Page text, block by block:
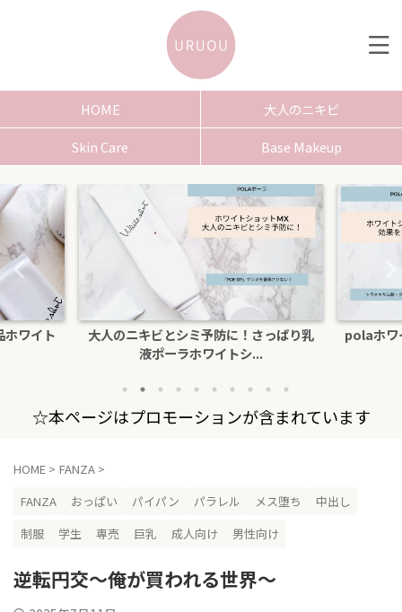
HOME
大人のニキビ
Skin Care
Base Makeup
っぱり乳
polaホワイトショットクリームRXSの効
果を口コミ
色白に
☆本ページはプロモーションが含まれています
HOME > FANZA >
FANZA
おっぱい パイパン パラレル メス堕ち
中出し
制服
学生 専売 巨乳 成人向け 男性向け
逆転円交〜俺が買われる世界〜